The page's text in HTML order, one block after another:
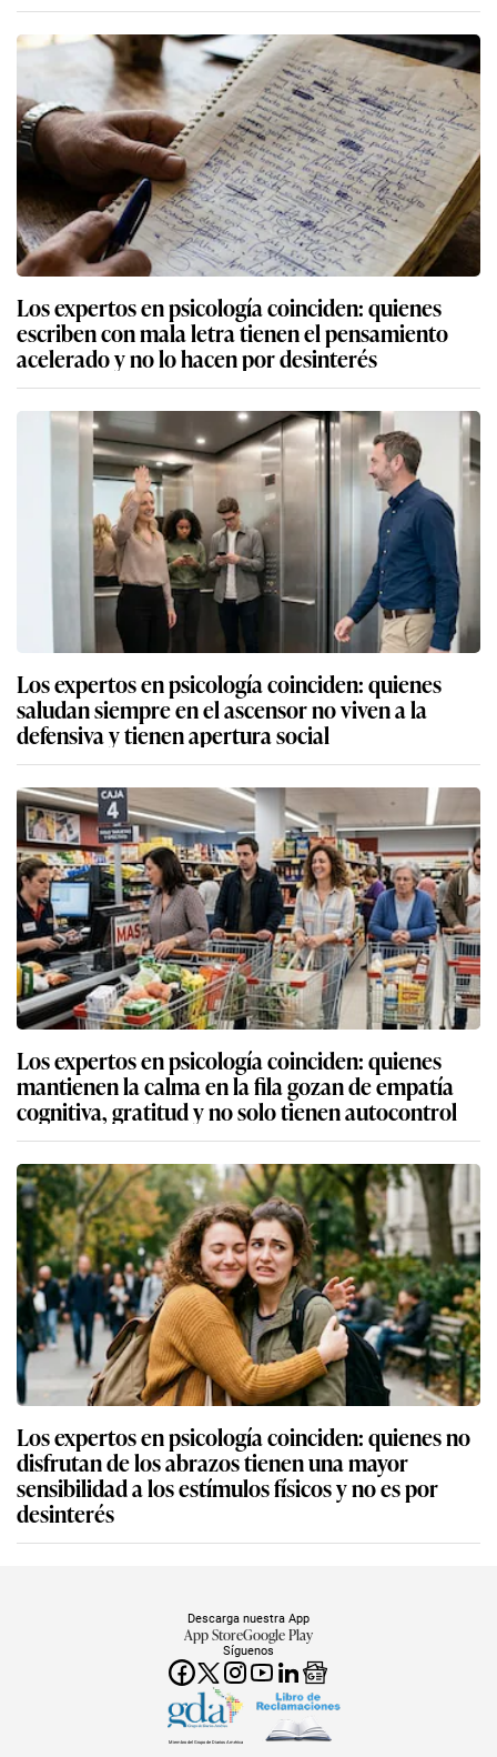
Los expertos en psicología coinciden: quienes
escriben con mala letra tienen el pensamiento
acelerado y no lo hacen por desinterés
Los expertos en psicología coinciden: quienes
saludan siempre en el ascensor no viven a la
defensiva y tienen apertura social
Los expertos en psicología coinciden: quienes
mantienen la calma en la fila gozan de empatía
cognitiva, gratitud y no solo tienen autocontrol
Los expertos en psicología coinciden: quienes no
disfrutan de los abrazos tienen una mayor
sensibilidad a los estímulos físicos y no es por
desinterés
Síguenos
Descarga nuestra App
App StoreGoogle Play
Miembro del Grupo de Diarios América